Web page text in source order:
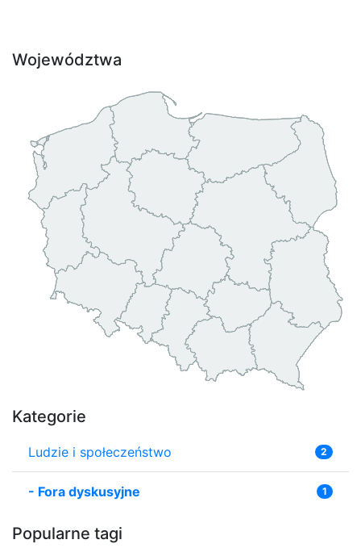
Województwa
Kategorie
Ludzie i społeczeństwo 2
- Fora dyskusyjne 1
Popularne tagi